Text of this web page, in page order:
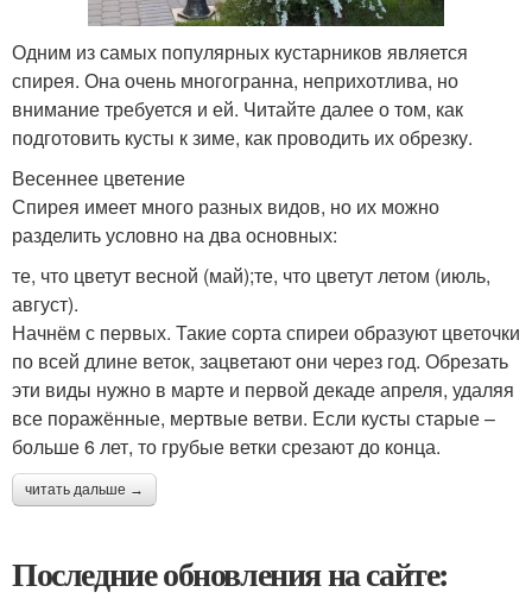
Одним из самых популярных кустарников является
спирея. Она очень многогранна, неприхотлива, но
внимание требуется и ей. Читайте далее о том, как
подготовить кусты к зиме, как проводить их обрезку.
Весеннее цветение
Спирея имеет много разных видов, но их можно
разделить условно на два основных:
те, что цветут весной (май);те, что цветут летом (июль,
август).
Начнём с первых. Такие сорта спиреи образуют цветочки
по всей длине веток, зацветают они через год. Обрезать
эти виды нужно в марте и первой декаде апреля, удаляя
все поражённые, мертвые ветви. Если кусты старые –
больше 6 лет, то грубые ветки срезают до конца.
читать дальше →
Последние обновления на сайте: